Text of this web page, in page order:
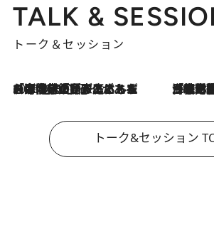
TALK &
トーク＆セッション
2026.8.3
「今後値上げがあるとすれば…」「リスクがあるのは今年の冬」エネルギー専門家が語る、ホルムズ海峡封鎖が家庭にもたらす“ある心配” 「住宅建てられない…」「サーチャージ料の高値が続いている」ホルムズ
トーク&セッション